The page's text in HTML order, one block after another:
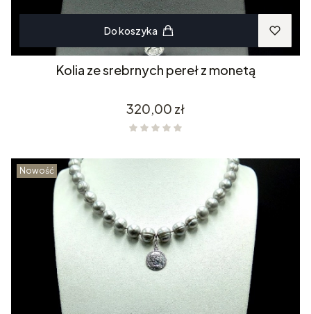
Do koszyka
Kolia ze srebrnych pereł z monetą
Cena
320,00 zł
Nowość